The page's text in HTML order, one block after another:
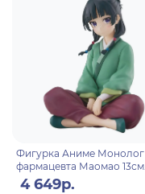
Фигурка Аниме Монолог
фармацевта Маомао 13см
BP29331P
4 649р.